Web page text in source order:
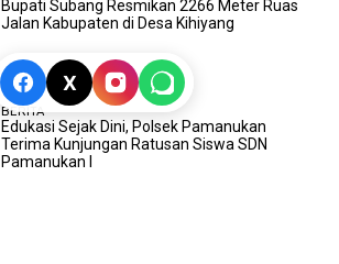
Bupati Subang Resmikan 2266 Meter Ruas
Jalan Kabupaten di Desa Kihiyang
BERITA
Edukasi Sejak Dini, Polsek Pamanukan
Terima Kunjungan Ratusan Siswa SDN
Pamanukan I
X